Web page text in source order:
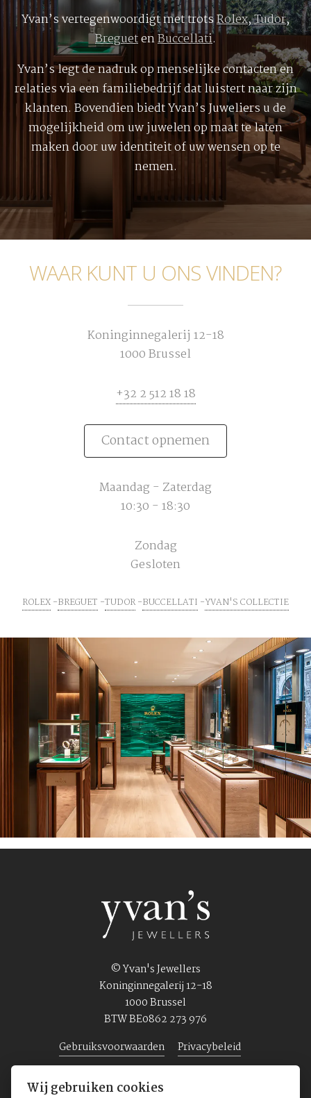
Yvan’s vertegenwoordigt met trotsRolex,Tudor,
BreguetenBuccellati.
Yvan’s legt de nadruk op menselijke contacten en
relaties via een familiebedrijf dat luistert naar zijn
klanten. Bovendien biedt Yvan’s Juweliers u de
mogelijkheid om uw juwelen op maat te laten
maken door uw identiteit of uw wensen op te
nemen.
WAAR KUNT U ONS VINDEN?
Koninginnegalerij 12-18
1000 Brussel
+32 2 512 18 18
Contact opnemen
Maandag - Zaterdag
10:30 - 18:30
Zondag
Gesloten
ROLEX BREGUET TUDOR BUCCELLATI YVAN'S COLLECTIE
© Yvan's Jewellers
Koninginnegalerij 12-18
1000 Brussel
BTW BE0862 273 976
Gebruiksvoorwaarden
Privacybeleid
Wij gebruiken cookies